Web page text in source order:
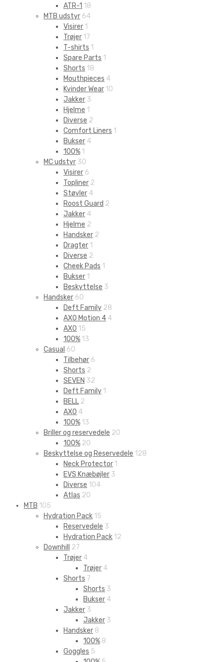
ATR-1 18
MTB udstyr 64
Visirer 1
Trøjer 17
T-shirts 1
Spare Parts 1
Shorts 18
Mouthpieces 4
Kvinder Wear 10
Jakker 3
Hjelme 1
Diverse 2
Comfort Liners 1
Bukser 4
100% 1
MC udstyr 30
Visirer 6
Topliner 2
Støvler 4
Roost Guard 2
Jakker 4
Hjelme 2
Handsker 2
Dragter 1
Diverse 2
Cheek Pads 1
Bukser 1
Beskyttelse 3
Handsker 60
Deft Family 28
AXO Motion 4 4
AXO 15
100% 13
Casual 60
Tilbehør 6
Shorts 2
SEVEN 32
Deft Family 1
BELL 2
AXO 4
100% 13
Briller og reservedele 20
100% 20
Beskyttelse og Reservedele 128
Neck Protector 1
EVS Knæbøjler 3
Diverse 104
Atlas 20
MTB 105
Hydration Pack 15
Reservedele 3
Hydration Pack 12
Downhill
27
Trøjer 4
Trøjer 4
Shorts 7
Shorts 3
Bukser 4
Jakker 3
Jakker 3
Handsker 8
100% 8
Goggles 5